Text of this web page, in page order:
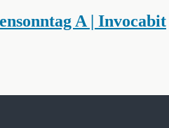
A | Invocabit